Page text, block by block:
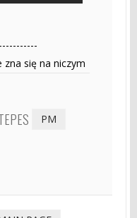
zna się na niczym
PM